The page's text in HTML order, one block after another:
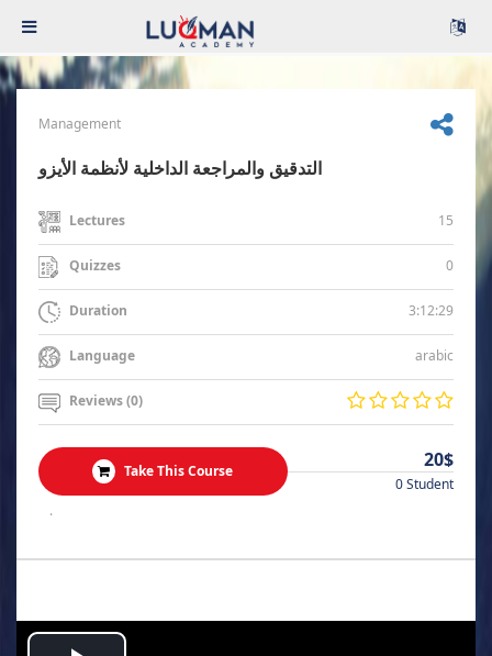
Management
التدقيق والمراجعة الداخلية لأنظمة الأيزو
Lectures 15
Quizzes 0
Duration 3:12:29
Language arabic
Reviews (0)
Take This Course 20$
0 Student
.